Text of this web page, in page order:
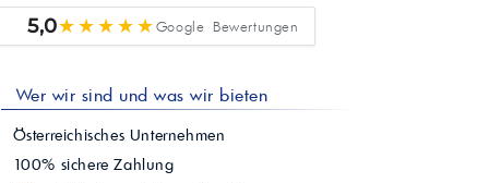
5,0★★★★★Google Bewertungen
Wer wir sind und was wir bieten
Österreichisches Unternehmen
100% sichere Zahlung